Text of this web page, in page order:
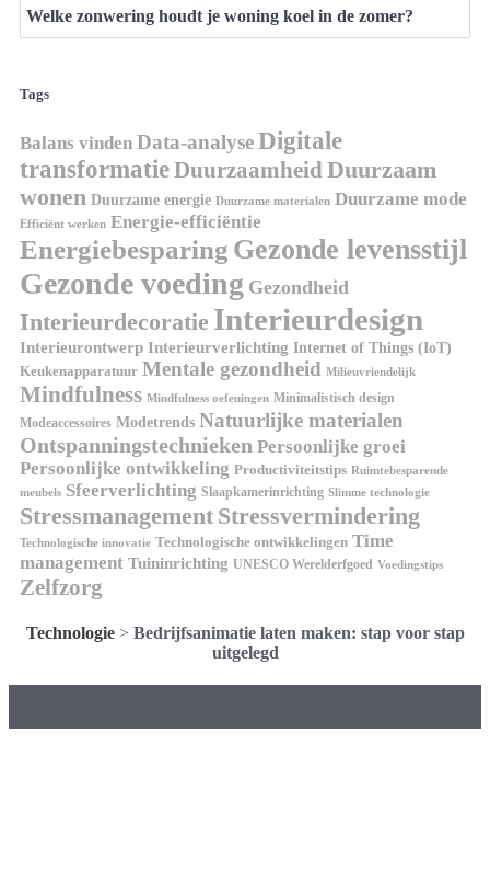
Welke zonwering houdt je woning koel in de zomer?
Tags
Balans vinden Data-analyseDigitale
transformatieDuurzaamheid Duurzaam
wonen Duurzame energie Duurzame materialen Duurzame mode
Efficiënt werken Energie-efficiëntie
Energiebesparing Gezonde levensstijl
Gezonde voeding Gezondheid
Interieurdecoratie Interieurdesign
Interieurontwerp Interieurverlichting Internet of Things (IoT)
Keukenapparatuur Mentale gezondheid Milieuvriendelijk
Mindfulness Mindfulness oefeningen Minimalistisch design
Modeaccessoires Modetrends Natuurlijke materialen
Ontspanningstechnieken Persoonlijke groei
Persoonlijke ontwikkeling Productiviteitstips Ruimtebesparende
meubels Sfeerverlichting Slaapkamerinrichting Slimme technologie
Stressmanagement Stressvermindering
Technologische innovatie Technologische ontwikkelingen Time
management Tuininrichting UNESCO Werelderfgoed Voedingstips
Zelfzorg
Technologie> Bedrijfsanimatie laten maken: stap voor stap
uitgelegd